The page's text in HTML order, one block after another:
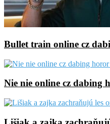
Bullet train online cz
Nie nie online cz dabing